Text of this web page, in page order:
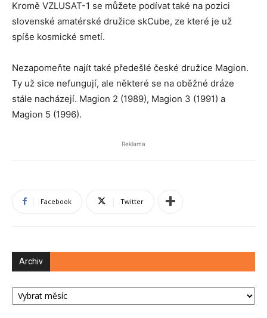
Kromě VZLUSAT-1 se můžete podívat také na pozici
slovenské amatérské družice skCube, ze které je už
spíše kosmické smetí.
Nezapomeňte najít také předešlé české družice Magion.
Ty už sice nefungují, ale některé se na oběžné dráze
stále nacházejí. Magion 2 (1989), Magion 3 (1991) a
Magion 5 (1996).
Reklama
Facebook Twitter
Archiv
Archiv